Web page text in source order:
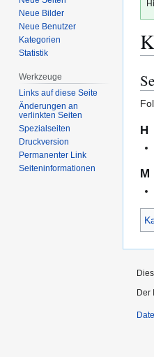
Zur
Zur
H
M
Neue Bilder
Neue Benutzer
Kategorien
Statistik
Werkzeuge
Links auf diese Seite
Änderungen an
verlinkten Seiten
Spezialseiten
Druckversion
Permanenter Link
Seiten­­informationen
Der